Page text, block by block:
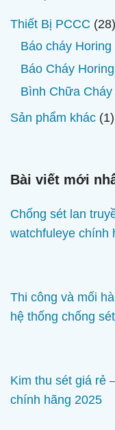
Thiết Bị PCCC 28
Báo cháy Horing
Báo Cháy
Bình Chữa Cháy
Sản phẩm khác 11
Bài viết mới
Chống sét lan
watchfuleye chính
Thi công và mối
hệ thống chống sét
Kim thu sét giá rẻ
chính hãng 2025